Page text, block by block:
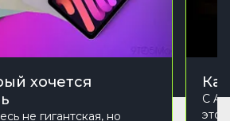
хочется
не гигантская, но
С